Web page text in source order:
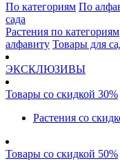
По категориям По
сада
Растения по категориям
алфавиту Товары для
ЭКСКЛЮЗИВЫ
Товары со скидкой 30%
Растения со
Товары со скидкой 50%